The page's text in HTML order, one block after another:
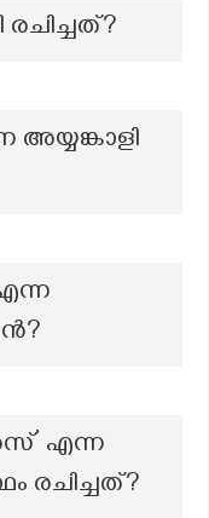
രചിച്ചത്?
എന്ന
രചിച്ചത്?